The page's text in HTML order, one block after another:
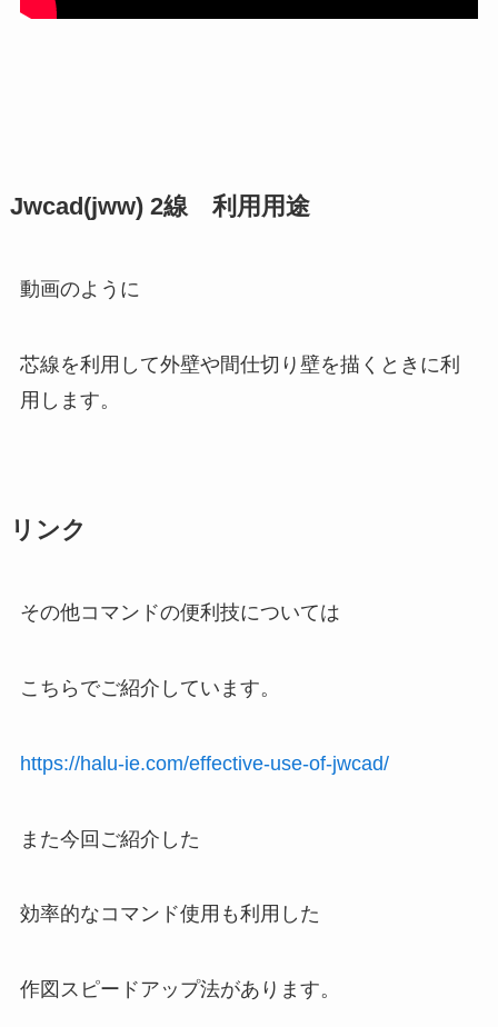
Jwcad(jww) 2線 利用用途
動画のように
芯線を利用して外壁や間仕切り壁を描くときに利
用します。
リンク
その他コマンドの便利技については
こちらでご紹介しています。
https://halu-ie.com/effective-use-of-jwcad/
また今回ご紹介した
効率的なコマンド使用も利用した
作図スピードアップ法があります。